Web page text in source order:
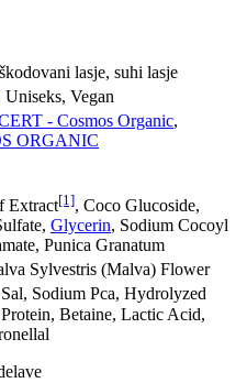
lasje, suhi lasje
Uniseks, Vegan
- Cosmos Organic,
ORGANIC
Extract[1], Coco Glucoside,
Glycerin, Sodium Cocoyl
Punica Granatum
Sylvestris (Malva) Flower
Sodium Pca, Hydrolyzed
Betaine, Lactic Acid,